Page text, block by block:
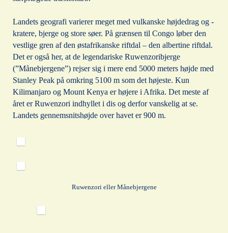
Landets geografi varierer meget med vulkanske højdedrag og -
kratere, bjerge og store søer. På grænsen til Congo løber den
vestlige gren af den østafrikanske riftdal – den albertine riftdal.
Det er også her, at de legendariske Ruwenzoribjerge
(”Månebjergene”) rejser sig i mere end 5000 meters højde med
Stanley Peak på omkring 5100 m som det højeste. Kun
Kilimanjaro og Mount Kenya er højere i Afrika. Det meste af
året er Ruwenzori indhyllet i dis og derfor vanskelig at se.
Landets gennemsnitshøjde over havet er 900 m.
Ruwenzori eller Månebjergene